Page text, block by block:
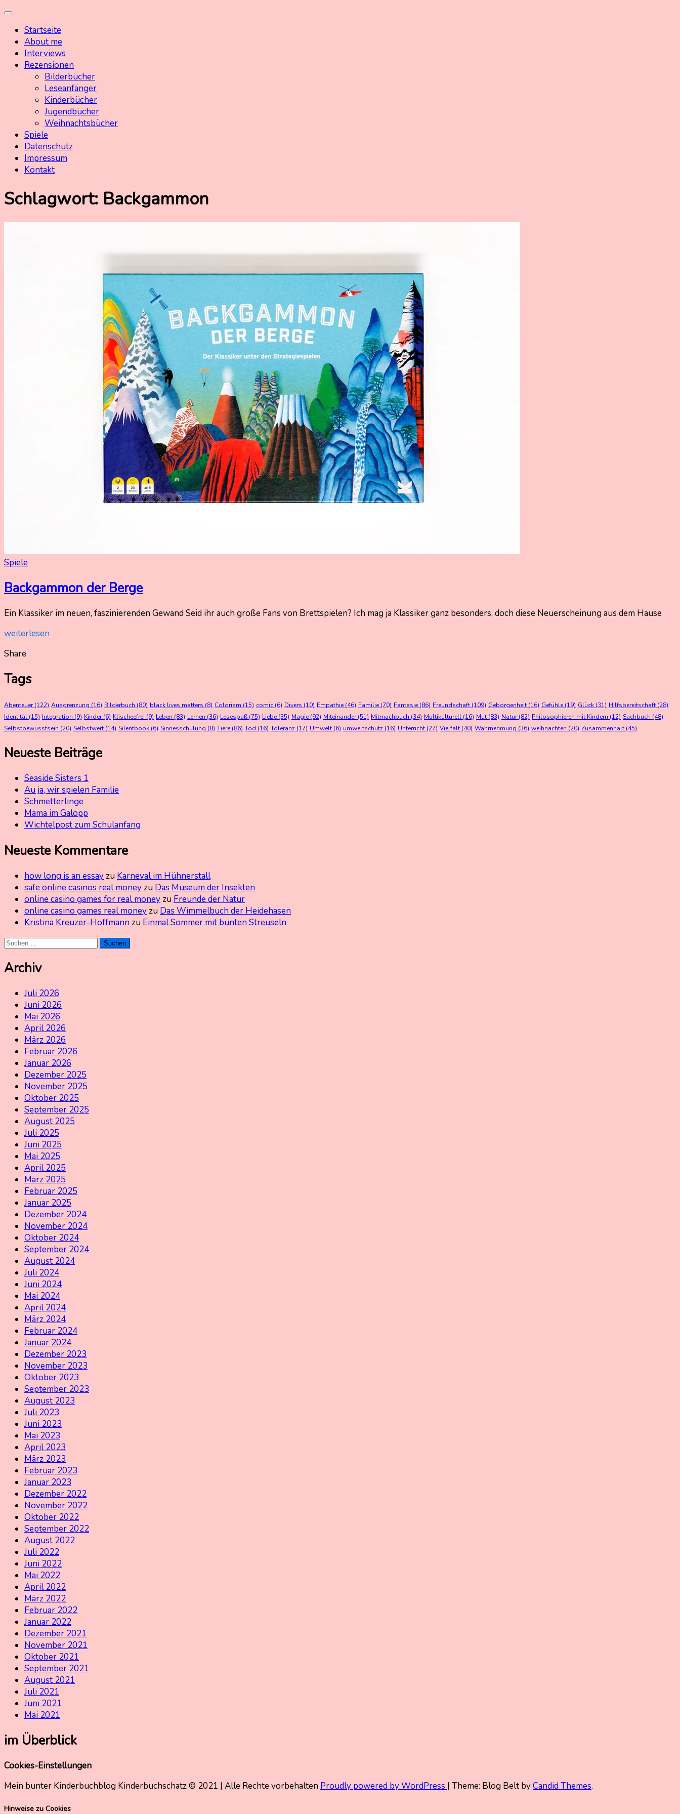
Skip
contentStartseite
About me
Interviews
Rezensionen
Bilderbücher
Leseanfänger
Kinderbücher
Jugendbücher
Weihnachtsbücher
Spiele
Datenschutz
Impressum
Kontakt
Schlagwort: Backgammon
Spiele
Backgammon der Berge
27.
202327.
November
2023
Nadine
Ein Klassiker im neuen, faszinierenden Gewand Seid ihr auch große Fans von Brettspielen? Ich mag ja Klassiker ganz besonders, doch diese Neuerscheinung aus dem Hause
weiterlesen
Share
Tags
Abenteuer(122) Ausgrenzung (16) Bilderbuch (80) black lives matters (8) Colorism (15) comic (6) Divers (10) Empathie(46) Familie(70) Fantasie(86) Freundschaft (109) Geborgenheit (16) Gefühle(19) Glück (31) Hilfsbereitschaft (28)
Identität (15) Integration (9) Kinder(6) Klischeefrei (9) Leben (83) Lernen (36) Lesespaß (75) Liebe(35) Magie(92) Miteinander(51) Mitmachbuch (34) Multikulturell (16) Mut (83) Natur(82) Philosophieren mit Kindern (12) Sachbuch (48)
Selbstbewusstsein (20) Selbstwert (14) Silentbook (6) Sinnesschulung (8) Tiere(86) Tod (16) Toleranz (17) Umwelt (6) umweltschutz (16) Unterricht (27) Vielfalt (40) Wahrnehmung (36) weihnachten (20) Zusammenhalt (45)
Neueste Beiträge
Seaside Sisters 1
Au ja, wir spielen Familie
Schmetterlinge
Mama im Galopp
Wichtelpost zum Schulanfang
Neueste Kommentare
how long is an essayzu Karneval im Hühnerstall
safe online casinos real moneyzu Das Museum der Insekten
online casino games for real moneyzu Freunde der Natur
online casino games real moneyzu Das Wimmelbuch der Heidehasen
Kristina Kreuzer-Hoffmannzu Einmal Sommer mit bunten Streuseln
Suchen
Archiv
Juli 2026
Juni 2026
Mai 2026
April 2026
März 2026
Februar 2026
Januar 2026
Dezember 2025
November 2025
Oktober 2025
September 2025
August 2025
Juli 2025
Juni 2025
Mai 2025
April 2025
März 2025
Februar 2025
Januar 2025
Dezember 2024
November 2024
Oktober 2024
September 2024
August 2024
Juli 2024
Juni 2024
Mai 2024
April 2024
März 2024
Februar 2024
Januar 2024
Dezember 2023
November 2023
Oktober 2023
September 2023
August 2023
Juli 2023
Juni 2023
Mai 2023
April 2023
März 2023
Februar 2023
Januar 2023
Dezember 2022
November 2022
Oktober 2022
September 2022
August 2022
Juli 2022
Juni 2022
Mai 2022
April 2022
März 2022
Februar 2022
Januar 2022
Dezember 2021
November 2021
Oktober 2021
September 2021
August 2021
Juli 2021
Juni 2021
Mai 2021
im Überblick
Cookies-Einstellungen
Mein bunter Kinderbuchblog Kinderbuchschatz © 2021 | Alle Rechte vorbehalten Proudly powered by WordPress | Theme: Blog Belt byCandid Themes.
Hinweise zu Cookies